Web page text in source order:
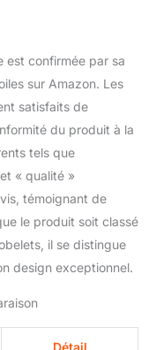
est confirmée par sa
sur Amazon. Les
satisfaits de
du produit à la
tels que
« qualité »
témoignant de
le produit soit classé
il se distingue
design exceptionnel.
Détail